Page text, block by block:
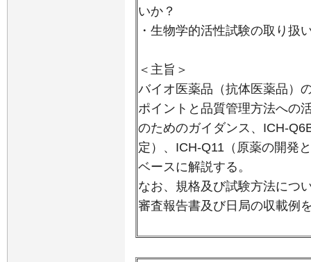
いか？
・生物学的活性試験の取り扱
＜主旨＞
バイオ医薬品（抗体医薬品）
ポイントと品質管理方法への
のためのガイダンス、ICH-
定）、ICH-Q11（原薬の開発
ベースに解説する。
なお、規格及び試験方法につ
審査報告書及び日局の収載例